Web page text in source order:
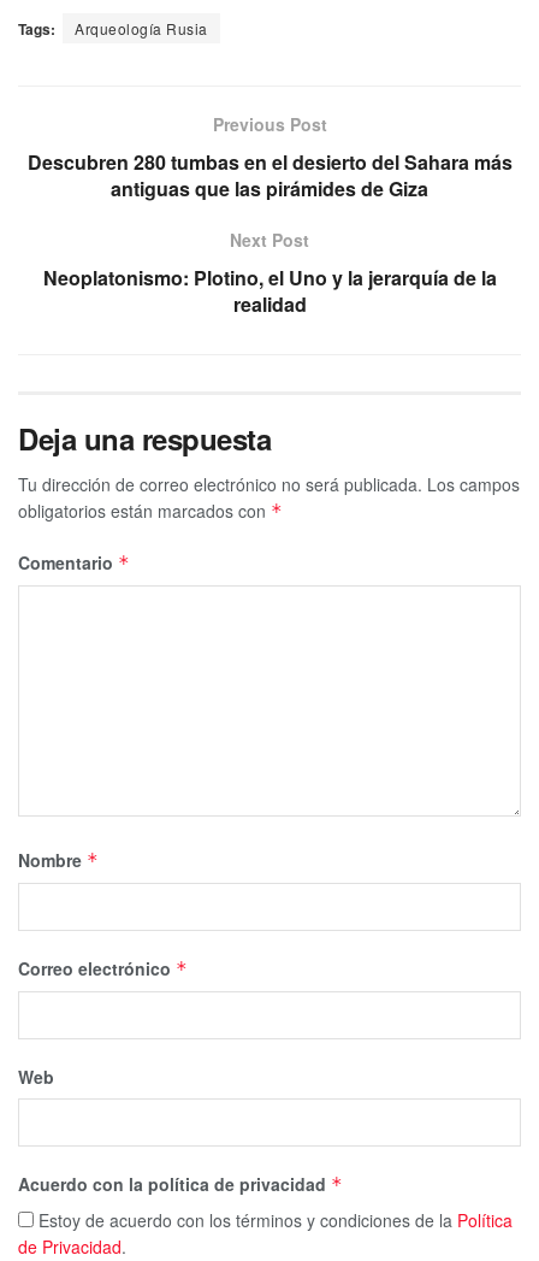
Tags: Arqueología Rusia
Previous Post
Descubren 280 tumbas en el desierto del Sahara más
antiguas que las pirámides de Giza
Next Post
Neoplatonismo: Plotino, el Uno y la jerarquía de la
realidad
Deja una respuesta
Tu dirección de correo electrónico no será publicada. Los campos
obligatorios están marcados con *
Comentario *
Nombre *
Correo electrónico *
Web
Acuerdo con la política de privacidad *
Estoy de acuerdo con los términos y condiciones de la Política
de Privacidad.